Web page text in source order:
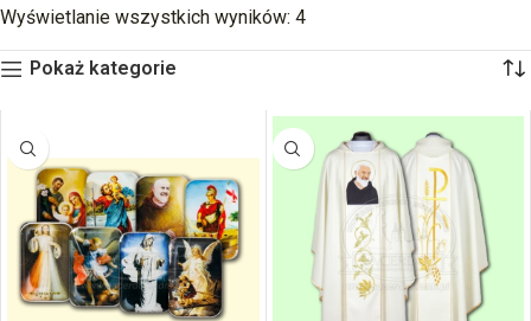
Wyświetlanie wszystkich wyników: 4
Pokaż kategorie